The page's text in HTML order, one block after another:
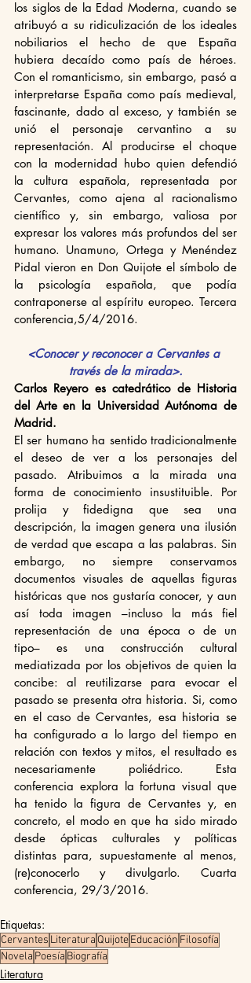
los siglos de la Edad Moderna, cuando se
atribuyó a su ridiculización de los ideales
nobiliarios el hecho de que España
hubiera decaído como país de héroes.
Con el romanticismo, sin embargo, pasó a
interpretarse España como país medieval,
fascinante, dado al exceso, y también se
unió el personaje cervantino a su
representación. Al producirse el choque
con la modernidad hubo quien defendió
la cultura española, representada por
Cervantes, como ajena al racionalismo
científico y, sin embargo, valiosa por
expresar los valores más profundos del ser
humano. Unamuno, Ortega y Menéndez
Pidal vieron en Don Quijote el símbolo de
la psicología española, que podía
contraponerse al espíritu europeo. Tercera
conferencia,5/4/2016.
<Conocer y reconocer a Cervantes a
través de la mirada>.
Carlos Reyero es catedrático de Historia
del Arte en la Universidad Autónoma de
Madrid.
El ser humano ha sentido tradicionalmente
el deseo de ver a los personajes del
pasado. Atribuimos a la mirada una
forma de conocimiento insustituible. Por
prolija y fidedigna que sea una
descripción, la imagen genera una ilusión
de verdad que escapa a las palabras. Sin
embargo, no siempre conservamos
documentos visuales de aquellas figuras
históricas que nos gustaría conocer, y aun
así toda imagen –incluso la más fiel
representación de una época o de un
tipo– es una construcción cultural
mediatizada por los objetivos de quien la
concibe: al reutilizarse para evocar el
pasado se presenta otra historia. Si, como
en el caso de Cervantes, esa historia se
ha configurado a lo largo del tiempo en
relación con textos y mitos, el resultado es
necesariamente poliédrico. Esta
conferencia explora la fortuna visual que
ha tenido la figura de Cervantes y, en
concreto, el modo en que ha sido mirado
desde ópticas culturales y políticas
distintas para, supuestamente al menos,
(re)conocerlo y divulgarlo. Cuarta
conferencia, 29/3/2016.
Etiquetas:
Cervantes Literatura QuijoteEducación Filosofía
Novela Poesía Biografía
Literatura